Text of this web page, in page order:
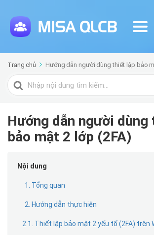
Trang chủ Hướng dẫn người dùng thiết lập bảo
Tìm
kiếm
Hướng dẫn người
bảo mật 2 lớp (2FA)
Nội dung
1. Tổng quan
2. Hướng dẫn thực hiện
2.1. Thiết lập bảo mật 2 yếu tố (2FA) trên